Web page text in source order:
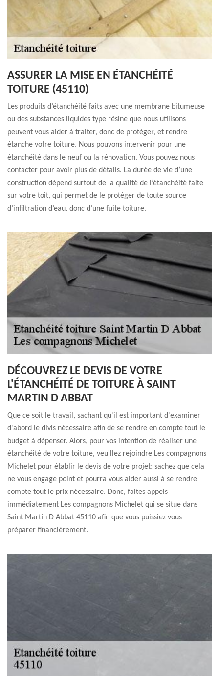
ASSURER LA MISE EN ÉTANCHÉITÉ
TOITURE (45110)
Les produits d’étanchéité faits avec une membrane bitumeuse
ou des substances liquides type résine que nous utilisons
peuvent vous aider à traiter, donc de protéger, et rendre
étanche votre toiture. Nous pouvons intervenir pour une
étanchéité dans le neuf ou la rénovation. Vous pouvez nous
contacter pour avoir plus de détails. La durée de vie d’une
construction dépend surtout de la qualité de l’étanchéité faite
sur votre toit, qui permet de le protéger de toute source
d’infiltration d’eau, donc d’une fuite toiture.
DÉCOUVREZ LE DEVIS DE VOTRE
L'ÉTANCHÉITÉ DE TOITURE À SAINT
MARTIN D ABBAT
Que ce soit le travail, sachant qu'il est important d'examiner
d'abord le divis nécessaire afin de se rendre en compte tout le
budget à dépenser. Alors, pour vos intention de réaliser une
étanchéité de votre toiture, veuillez rejoindre Les compagnons
Michelet pour établir le devis de votre projet; sachez que cela
ne vous engage point et pourra vous aider aussi à se rendre
compte tout le prix nécessaire. Donc, faites appels
immédiatement Les compagnons Michelet qui se situe dans
Saint Martin D Abbat 45110 afin que vous puissiez vous
préparer financièrement.